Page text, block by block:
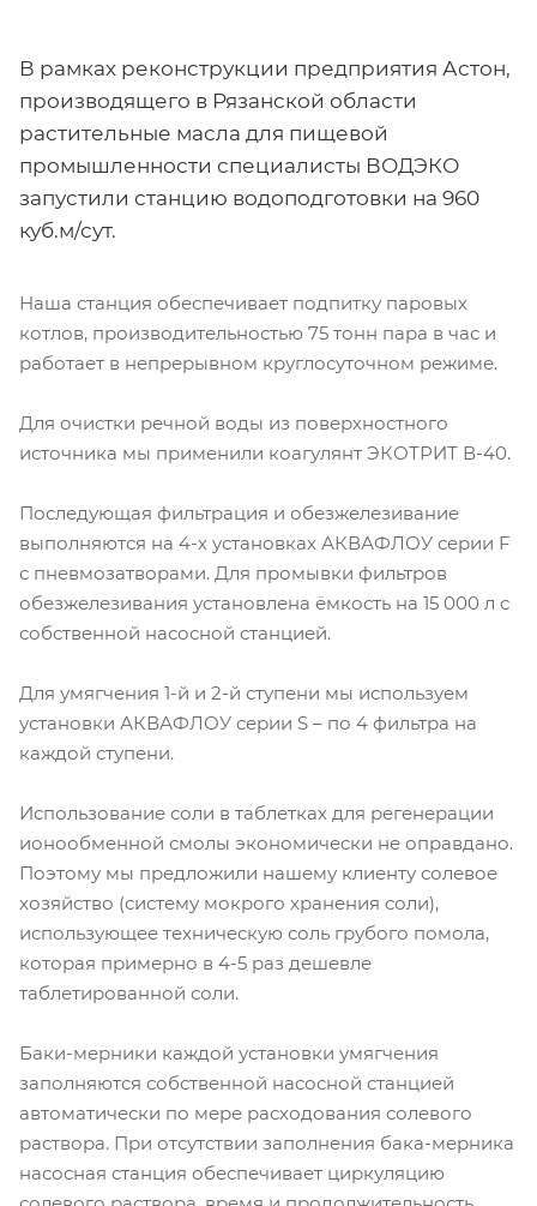
В рамках реконструкции предприятия Астон,
производящего в Рязанской области
растительные масла для пищевой
промышленности специалисты ВОДЭКО
запустили станцию водоподготовки на 960
куб.м/сут.
Наша станция обеспечивает подпитку паровых
котлов, производительностью 75 тонн пара в час и
работает в непрерывном круглосуточном режиме.
Для очистки речной воды из поверхностного
источника мы применили коагулянт ЭКОТРИТ В-40.
Последующая фильтрация и обезжелезивание
выполняются на 4-х установках АКВАФЛОУ серии F
с пневмозатворами. Для промывки фильтров
обезжелезивания установлена ёмкость на 15 000 л с
собственной насосной станцией.
Для умягчения 1-й и 2-й ступени мы используем
установки АКВАФЛОУ серии S – по 4 фильтра на
каждой ступени.
Использование соли в таблетках для регенерации
ионообменной смолы экономически не оправдано.
Поэтому мы предложили нашему клиенту солевое
хозяйство (систему мокрого хранения соли),
использующее техническую соль грубого помола,
которая примерно в 4-5 раз дешевле
таблетированной соли.
Баки-мерники каждой установки умягчения
заполняются собственной насосной станцией
автоматически по мере расходования солевого
раствора. При отсутствии заполнения бака-мерника
насосная станция обеспечивает циркуляцию